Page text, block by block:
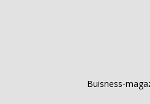
Buisness-